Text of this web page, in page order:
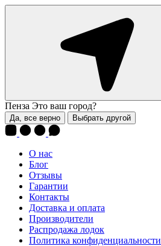
Пенза Это ваш город?
Да, все верно Выбрать другой
О нас
Блог
Отзывы
Гарантии
Контакты
Доставка и оплата
Производители
Распродажа лодок
Политика конфиденциальности